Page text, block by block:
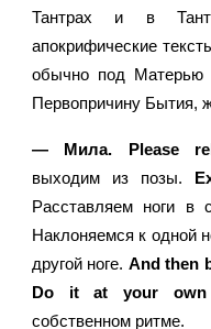
Тантрах и в
апокрифические
обычно под
Первопричину Бытия,
— Мила. Please
выходим из позы.
Расставляем ноги в
Наклоняемся к одной
другой ноге. And then
Do it at your own
собственном ритме.